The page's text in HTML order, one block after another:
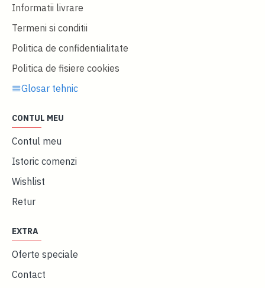
Informatii livrare
Termeni si conditii
Politica de confidentialitate
Politica de fisiere cookies
Glosar tehnic
CONTUL MEU
Contul meu
Istoric comenzi
Wishlist
Retur
EXTRA
Oferte speciale
Contact